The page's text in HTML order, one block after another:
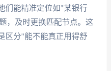
们能精准定位如"某银行
，及时更换匹配节点。这
区分"能不能真正用得舒